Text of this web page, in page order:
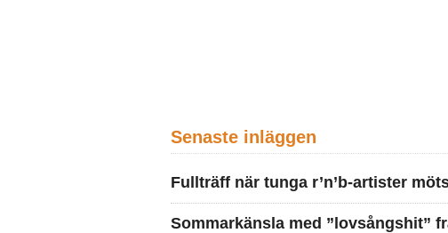
Senaste inläggen
Fullträff när tunga r’n’b-artister
Sommarkänsla med ”lovsångshit”